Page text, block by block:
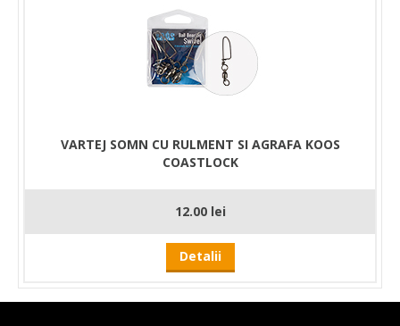
VARTEJ SOMN CU RULMENT SI AGRAFA KOOS
COASTLOCK
12.00 lei
Detalii